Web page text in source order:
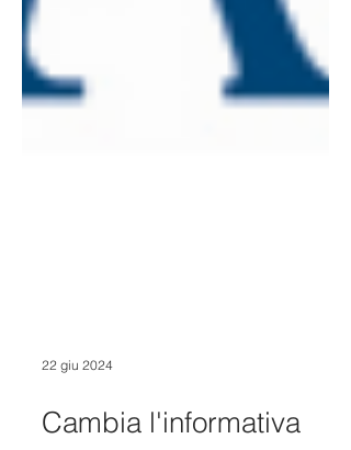
22 giu 2024